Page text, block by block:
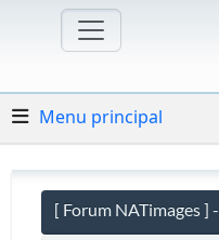
Menu principal
[ Forum NATimages ] -